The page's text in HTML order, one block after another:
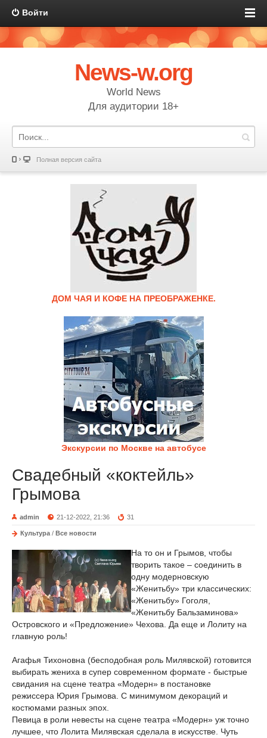
Войти
News-w.org
World News
Для аудитории 18+
Полная версия сайта
ДОМ ЧАЯ И КОФЕ НА ПРЕОБРАЖЕНКЕ.
Экскурсии по Москве на автобусе
Свадебный «коктейль»
Грымова
admin 21-12-2022, 21:36 31
Культура / Все новости
На то он и Грымов, чтобы
творить такое – соединить в
одну модерновскую
«Женитьбу» три классических:
«Женитьбу» Гоголя,
«Женитьбу Бальзаминова»
Островского и «Предложение» Чехова. Да еще и Лолиту на
главную роль!
Агафья Тихоновна (бесподобная роль Милявской) готовится
выбирать жениха в супер современном формате - быстрые
свидания на сцене театра «Модерн» в постановке
режиссера Юрия Грымова. С минимумом декораций и
костюмами разных эпох.
Певица в роли невесты на сцене театра «Модерн» уж точно
лучшее, что Лолита Милявская сделала в искусстве. Чуть